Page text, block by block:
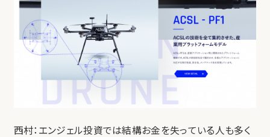
西村：エンジェル投資では結構お金を失っている人も多く